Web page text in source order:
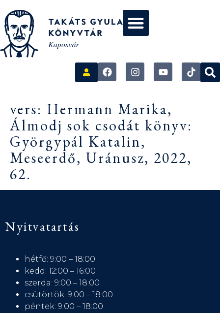
vers: Hermann Marika,
Álmodj sok csodát könyv:
Györgypál Katalin,
Meseerdő, Uránusz, 2022,
62.
Nyitvatartás
hétfő: 9:00 – 18:00
kedd: 12:00 – 16:00
szerda: 9:00 – 18:00
csütörtök: 9:00 – 18:00
péntek: 9:00 – 18:00